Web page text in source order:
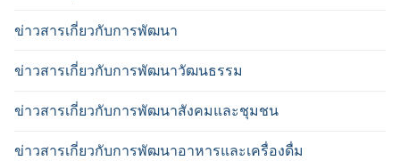
ข่าวสารเกี่ยวกับการพัฒนา
ข่าวสารเกี่ยวกับการพัฒนาวัฒนธรรม
ข่าวสารเกี่ยวกับการพัฒนาสังคมและชุมชน
ข่าวสารเกี่ยวกับการพัฒนาอาหารและเครื่องดื่ม